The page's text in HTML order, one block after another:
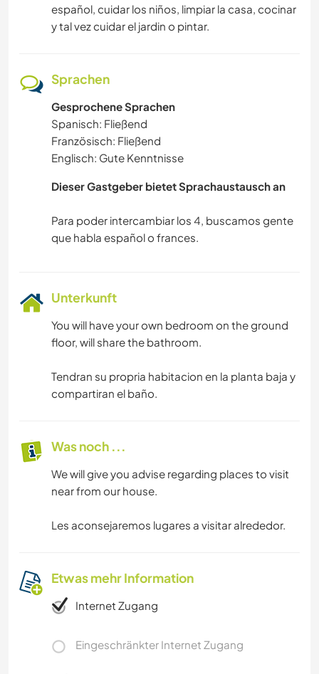
español, cuidar los niños, limpiar la casa, cocinar
y tal vez cuidar el jardin o pintar.
Sprachen
Gesprochene Sprachen
Spanisch: Fließend
Französisch: Fließend
Englisch: Gute Kenntnisse
Dieser Gastgeber bietet Sprachaustausch an
Para poder intercambiar los 4, buscamos gente
Unterkunft
You will have your own bedroom on the ground
floor, will share the bathroom.
Tendran su propria habitacion en la planta baja y
compartiran el baño.
Was noch ...
We will give you advise regarding places to visit
near from our house.
Les aconsejaremos lugares a visitar alrededor.
Etwas mehr Information
Internet Zugang
Eingeschränkter Internet Zugang